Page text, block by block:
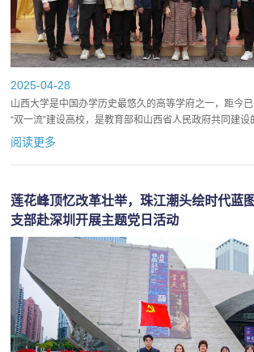
2025-04-28
山西大学是中国办学历史最悠久的高等学府之一，距今
“双一流”建设高校，是教育部和山西省人民政府共同建
来，承担了国家级科研奖励近20项。大力强化产学研合作
阅读更多
莲花峰顶忆改革壮举，珠江潮头绘时代
支部赴深圳开展主题党日活动